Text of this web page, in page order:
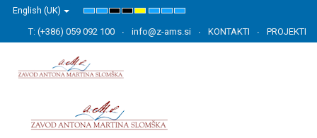
English (UK)
Default
NightHigh
Black
High
Black
Yellow
High
Yellow
Black
Set
Font
Set
Font
Set
Font
T: (+386) 059 092 100 info@z-ams.si KONTAKTI PROJEKTI